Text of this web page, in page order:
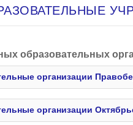
образовательных
организации
организации